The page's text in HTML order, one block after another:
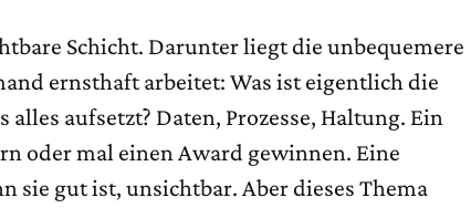
Schicht. Darunter liegt die unbequemere
ernsthaft arbeitet: Was ist eigentlich die
alles aufsetzt? Daten, Prozesse, Haltung. Ein
oder mal einen Award gewinnen. Eine
sie gut ist, unsichtbar. Aber dieses Thema